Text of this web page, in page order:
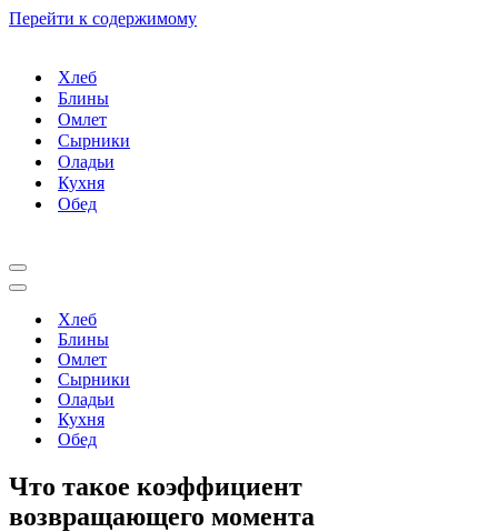
Перейти к содержимому
Хлеб
Блины
Омлет
Сырники
Оладьи
Кухня
Обед
Меню
навигации
Меню
навигацииХлеб
Блины
Омлет
Сырники
Оладьи
Кухня
Обед
Что такое коэффициент
возвращающего момента